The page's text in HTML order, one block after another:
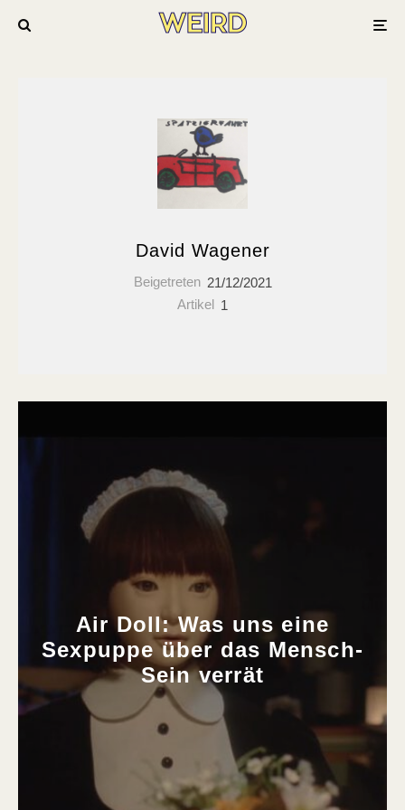
David Wagener
Beigetreten 21/12/2021
Artikel 1
Air Doll: Was uns eine
Sexpuppe über das Mensch-
Sein verrät